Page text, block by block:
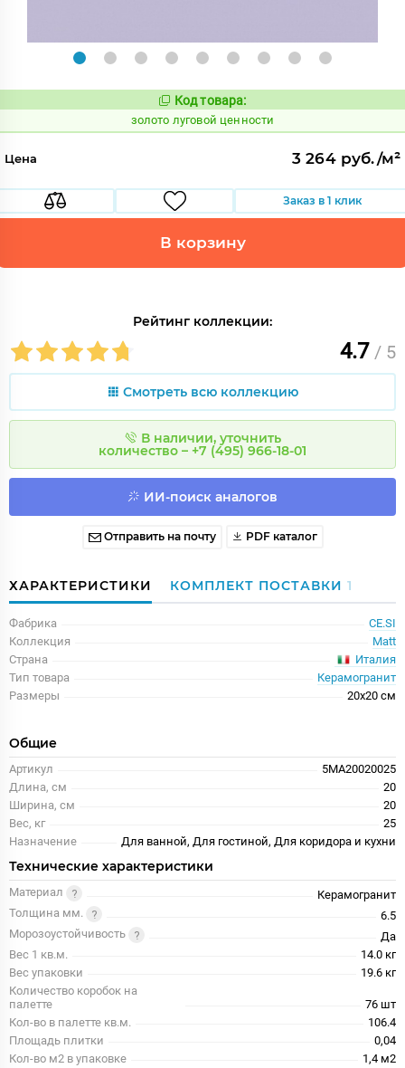
Код:
521867
Код товара:
золото луговой ценности
Цена 3 264 руб./м²
Заказ в 1 клик
В корзину
Рейтинг коллекции:
4.7 / 5
Смотреть всю коллекцию
В наличии, уточнить
количество – +7 (495) 966-18-01
ИИ-поиск аналогов
Отправить на почту PDF каталог
ХАРАКТЕРИСТИКИ КОМПЛЕКТ ПОСТАВКИ 1
Фабрика
CE.SI
Коллекция
Matt
Страна
Италия
Тип товара
Керамогранит
Размеры
20x20 см
Общие
Артикул
5MA20020025
Длина, см
20
Ширина, см
20
Вес, кг
25
Назначение
Для ванной, Для гостиной, Для коридора и кухни
Технические характеристики
Материал
Керамогранит
Толщина мм.
6.5
Морозоустойчивость
Да
Вес 1 кв.м.
14.0 кг
Вес упаковки
19.6 кг
Количество коробок на
палетте
76 шт
Кол-во в палетте кв.м.
106.4
Площадь плитки
0,04
Кол-во м2 в упаковке
1,4 м2